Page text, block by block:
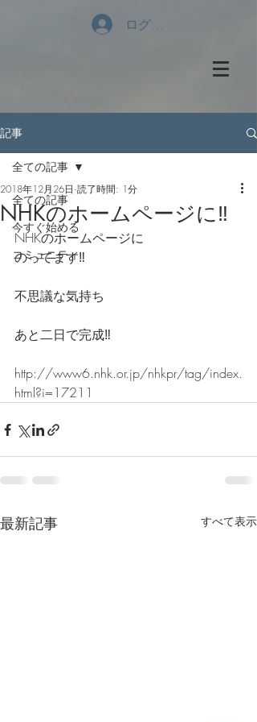
ログイン
記事
全ての記事
今すぐ始める
コミュニティ
全ての記事
NHKのホームページに‼️
2018年12月26日 読了時間: 1分
NHKのホームページに
のってます‼️
不思議な気持ち
あと二日で完成‼️
http://www6.nhk.or.jp/nhkpr/tag/index.
html?i=17211
最新記事 すべて表示